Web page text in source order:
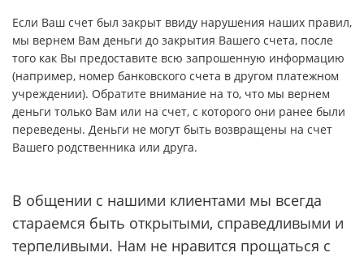
Если Ваш счет был закрыт ввиду нарушения наших правил,
мы вернем Вам деньги до закрытия Вашего счета, после
того как Вы предоставите всю запрошенную информацию
(например, номер банковского счета в другом платежном
учреждении). Обратите внимание на то, что мы вернем
деньги только Вам или на счет, с которого они ранее были
переведены. Деньги не могут быть возвращены на счет
Вашего родственника или друга.
В общении с нашими клиентами мы всегда
стараемся быть открытыми, справедливыми и
терпеливыми. Нам не нравится прощаться с